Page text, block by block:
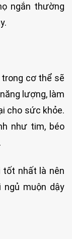
ngắn thường
trong cơ thể sẽ
lượng, làm
cho sức khỏe.
như tim, béo
tốt nhất là nên
muộn dậy